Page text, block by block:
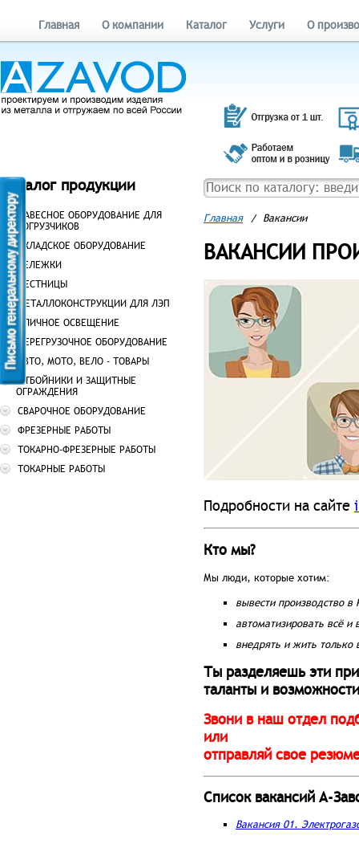
Главная О компании Каталог Услуги О
Каталог продукции
НАВЕСНОЕ ОБОРУДОВАНИЕ ДЛЯ
ПОГРУЗЧИКОВ
СКЛАДСКОЕ ОБОРУДОВАНИЕ
ТЕЛЕЖКИ
ЛЕСТНИЦЫ
МЕТАЛЛОКОНСТРУКЦИИ ДЛЯ ЛЭП
УЛИЧНОЕ ОСВЕЩЕНИЕ
ПЕРЕГРУЗОЧНОЕ ОБОРУДОВАНИЕ
АВТО, МОТО, ВЕЛО - ТОВАРЫ
ОТБОЙНИКИ И ЗАЩИТНЫЕ
ОГРАЖДЕНИЯ
СВАРОЧНОЕ ОБОРУДОВАНИЕ
ФРЕЗЕРНЫЕ РАБОТЫ
ТОКАРНО-ФРЕЗЕРНЫЕ РАБОТЫ
ТОКАРНЫЕ РАБОТЫ
Главная / Вакансии
ВАКАНСИИ
Подробности на сайте
Кто мы?
Мы люди, которые хотим:
вывести производство в
автоматизировать всё и
внедрять и жить только
Ты разделяешь эти
таланты и
Звони в наш отдел
или
отправляй свое
Список вакансий А-
Вакансия 01.